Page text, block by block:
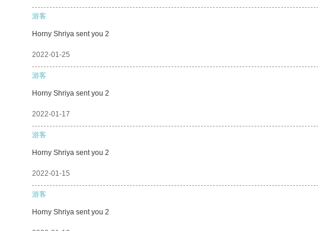
游客
Horny Shriya sent you 2
2022-01-25
游客
Horny Shriya sent you 2
2022-01-17
游客
Horny Shriya sent you 2
2022-01-15
游客
Horny Shriya sent you 2